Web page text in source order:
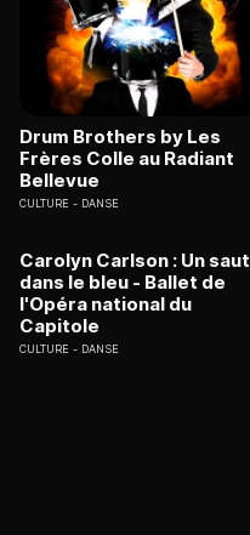
Drum Brothers by Les
Frères Colle au Radiant
Bellevue
CULTURE DANSE
Carolyn Carlson : Un saut
dans le bleu - Ballet de
l'Opéra national du
Capitole
CULTURE DANSE